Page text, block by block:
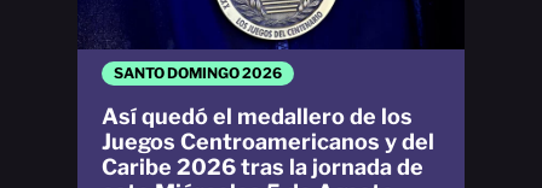
SANTO DOMINGO 2026
Así quedó el medallero de los
Juegos Centroamericanos y del
Caribe 2026 tras la jornada de